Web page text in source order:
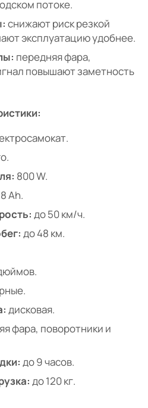
потоке.
снижают риск резкой
эксплуатацию удобнее.
передняя фара,
повышают заметность
800 W.
Ah.
до 50 км/ч.
до 48 км.
дисковая.
фара, поворотники и
до 9 часов.
до 120 кг.